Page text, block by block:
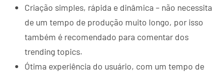
Criação simples, rápida e dinâmica – não necessita
de um tempo de produção muito longo, por isso
também é recomendado para comentar dos
trending topics.
Ótima experiência do usuário, com um tempo de